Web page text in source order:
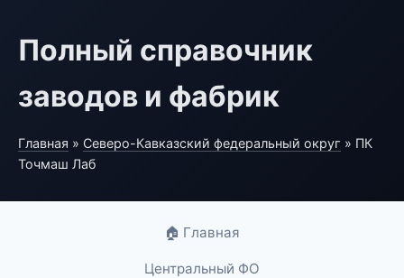
Полный справочник
заводов и фабрик
Главная » Северо-Кавказский федеральный округ » ПК
Точмаш Лаб
🏠 Главная
Центральный ФО